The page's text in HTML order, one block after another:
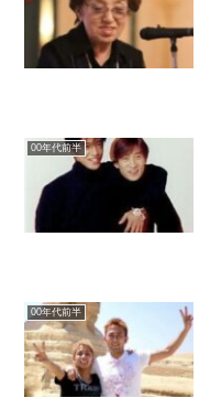
00年代前半
00年代前半